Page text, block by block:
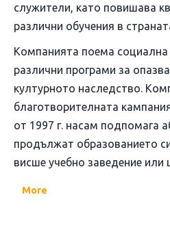
служители, като повишава
различни обучения в
Компанията поема социална
различни програми за
културното наследство.
благотворителната
от 1997 г. насам подпомага
продължат образованието
висше учебно заведение или
More